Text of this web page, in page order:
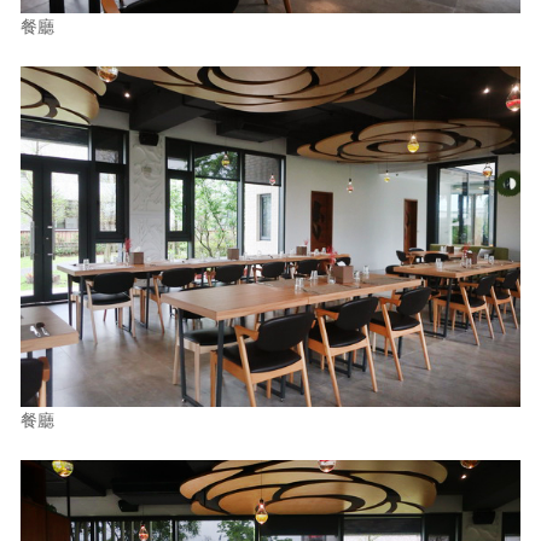
餐廳
餐廳